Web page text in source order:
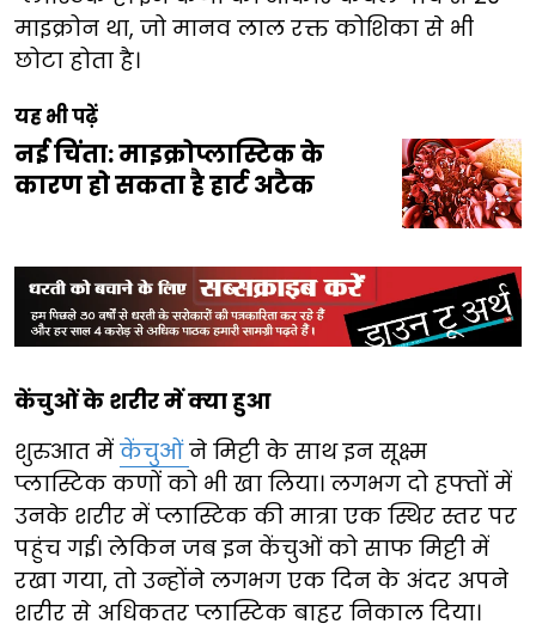
माइक्रोन था, जो मानव लाल रक्त कोशिका से भी
छोटा होता है।
यह भी पढ़ें
नई चिंता: माइक्रोप्लास्टिक के
कारण हो सकता है हार्ट अटैक
केंचुओं के शरीर में क्या हुआ
शुरुआत में केंचुओंने मिट्टी के साथ इन सूक्ष्म
प्लास्टिक कणों को भी खा लिया। लगभग दो हफ्तों में
उनके शरीर में प्लास्टिक की मात्रा एक स्थिर स्तर पर
पहुंच गई। लेकिन जब इन केंचुओं को साफ मिट्टी में
रखा गया, तो उन्होंने लगभग एक दिन के अंदर अपने
शरीर से अधिकतर प्लास्टिक बाहर निकाल दिया।